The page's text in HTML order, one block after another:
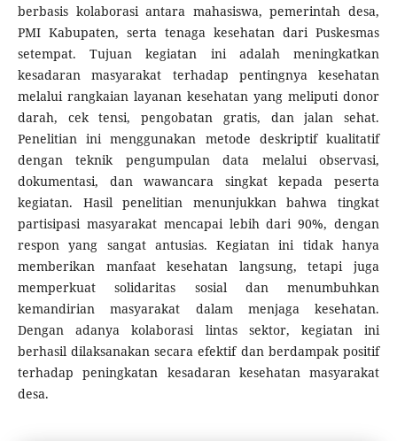
berbasis kolaborasi antara mahasiswa, pemerintah desa,
PMI Kabupaten, serta tenaga kesehatan dari Puskesmas
setempat. Tujuan kegiatan ini adalah meningkatkan
kesadaran masyarakat terhadap pentingnya kesehatan
melalui rangkaian layanan kesehatan yang meliputi donor
darah, cek tensi, pengobatan gratis, dan jalan sehat.
Penelitian ini menggunakan metode deskriptif kualitatif
dengan teknik pengumpulan data melalui observasi,
dokumentasi, dan wawancara singkat kepada peserta
kegiatan. Hasil penelitian menunjukkan bahwa tingkat
partisipasi masyarakat mencapai lebih dari 90%, dengan
respon yang sangat antusias. Kegiatan ini tidak hanya
memberikan manfaat kesehatan langsung, tetapi juga
memperkuat solidaritas sosial dan menumbuhkan
kemandirian masyarakat dalam menjaga kesehatan.
Dengan adanya kolaborasi lintas sektor, kegiatan ini
berhasil dilaksanakan secara efektif dan berdampak positif
terhadap peningkatan kesadaran kesehatan masyarakat
desa.